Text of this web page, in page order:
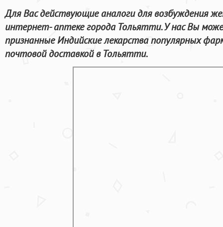
Для Вас действующие аналоги для возбуждения
интернет- аптеке города Тольятти. У нас Вы
признанные Индийские лекарства популярных
почтовой доставкой в Тольятти.